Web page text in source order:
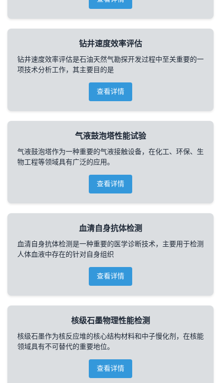
钻井速度效率评估
钻井速度效率评估是石油天然气勘探开发过程中至关重要的一
项技术分析工作，其主要目的是
查看详情
气液鼓泡塔性能试验
气液鼓泡塔作为一种重要的气液接触设备，在化工、环保、生
物工程等领域具有广泛的应用。
查看详情
血清自身抗体检测
血清自身抗体检测是一种重要的医学诊断技术，主要用于检测
人体血液中存在的针对自身组织
查看详情
核级石墨物理性能检测
核级石墨作为核反应堆的核心结构材料和中子慢化剂，在核能
领域具有不可替代的重要地位。
查看详情